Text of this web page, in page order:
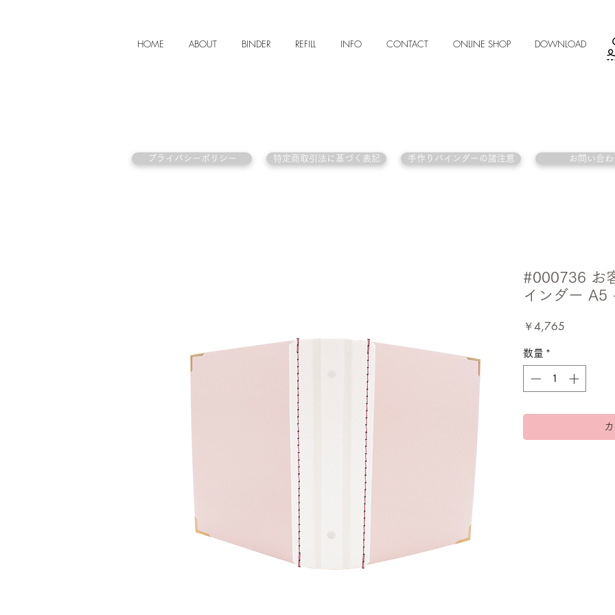
HOME ABOUT BINDER REFILL INFO CONTACT ONLINE SHOP DOWNLOAD
#000736 お
インダー A5
￥4,765
数量 *
プライバシーポリシー 特定商取引法に基づく表記 手作りバインダーの諸注意 お問い合わ